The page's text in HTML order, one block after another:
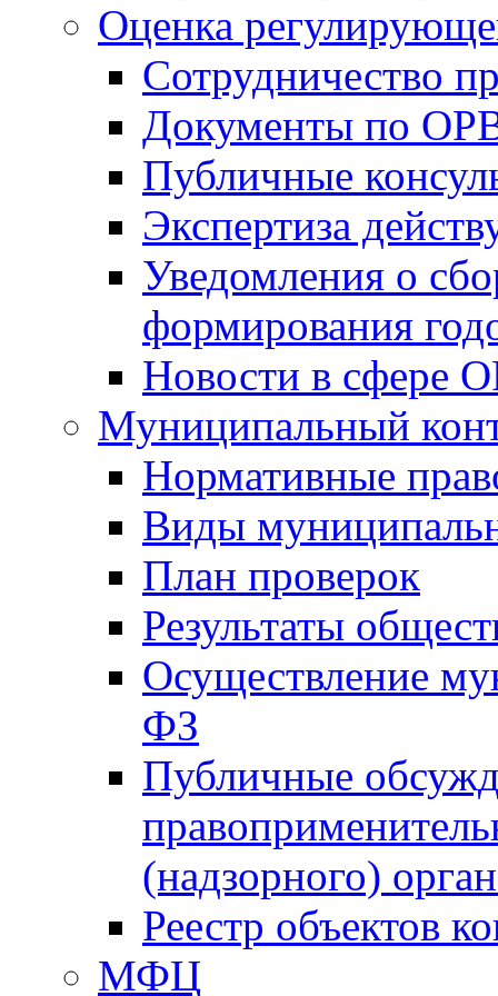
Оценка
Сотрудничество
Документы по
Публичные
Экспертиза
Уведомления о
формирования
Новости в сфере
Муниципальный
Нормативные
Виды
План проверок
Результаты
Осуществление
ФЗ
Публичные
(надзорного)
Реестр объектов
МФЦ